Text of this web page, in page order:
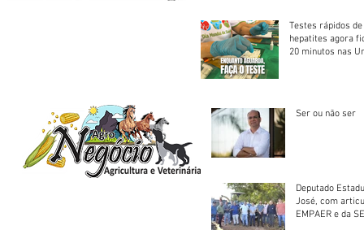
Testes rápidos
hepatites agora
20 minutos nas
Ser ou não ser
Deputado
José, com
EMPAER e da